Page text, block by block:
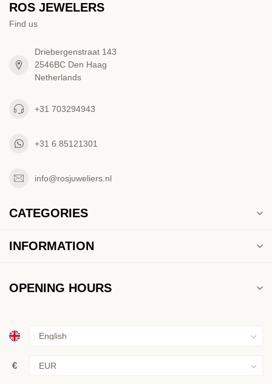
ROS JEWELERS
Find us
Driebergenstraat 143
2546BC Den Haag
Netherlands
+31 703294943
+31 6 85121301
info@rosjuweliers.nl
CATEGORIES
INFORMATION
OPENING HOURS
€